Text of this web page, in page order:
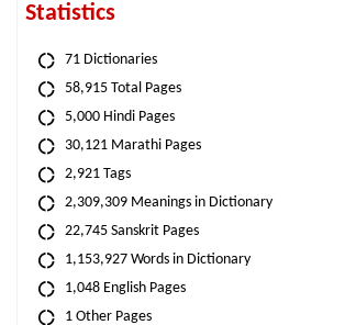
Statistics
71 Dictionaries
58,915 Total Pages
5,000 Hindi Pages
30,121 Marathi Pages
2,921 Tags
2,309,309 Meanings in Dictionary
22,745 Sanskrit Pages
1,153,927 Words in Dictionary
1,048 English Pages
1 Other Pages